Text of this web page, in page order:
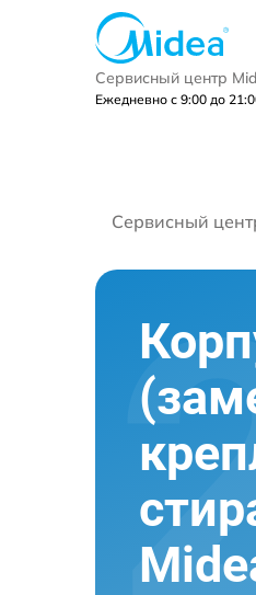
Сервисный центр
Ежедневно с 9:00 до
Сервисный